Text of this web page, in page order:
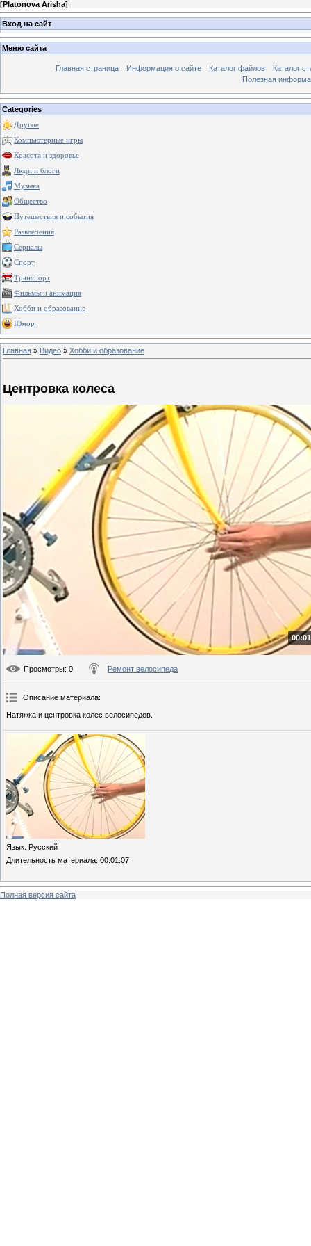
[Platonova Arisha]
Вход на сайт
Меню сайта
Главная страница Информация о сайте Каталог файлов
Каталог
Полезная
Categories
Другое
Компьютерные игры
Красота и здоровье
Люди и блоги
Музыка
Общество
Путешествия и события
Развлечения
Сериалы
Спорт
Транспорт
Фильмы и анимация
Хобби и образование
Юмор
Главная » Видео » Хобби и образование
Центровка колеса
Просмотры: 0 Ремонт велосипеда
Описание материала:
Натяжка и центровка колес велосипедов.
Язык: Русский
Длительность материала: 00:01:07
Полная версия сайта